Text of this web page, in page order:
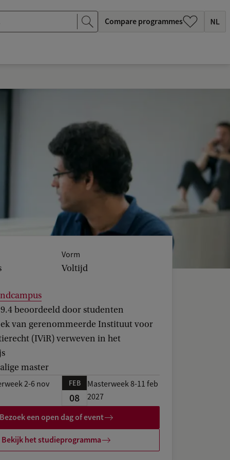
Compare programmes
Vorm
Voltijd
beoordeeld door studenten
van gerenommeerde Instituut voor
(IViR) verweven in het
master
2-6 nov
FEB
08
Masterweek 8-11 feb
2027
Bezoek een open dag of event
Bekijk het studieprogramma